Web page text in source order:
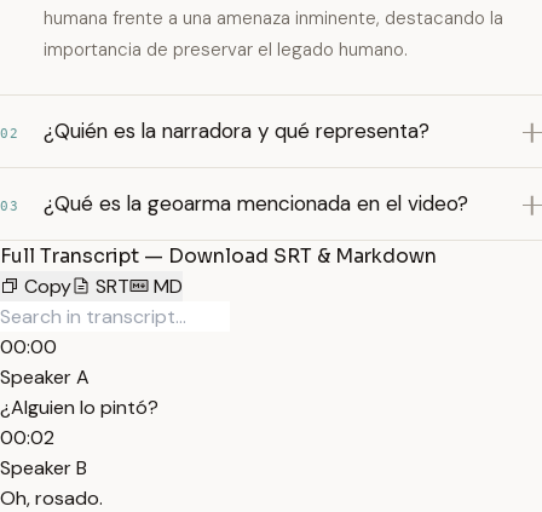
humana frente a una amenaza inminente, destacando la
importancia de preservar el legado humano.
02 ¿Quién es la narradora y qué representa?
03 ¿Qué es la geoarma mencionada en el video?
Full Transcript — Download SRT & Markdown
Copy
SRT MD
00:00
Speaker A
¿Alguien lo pintó?
00:02
Speaker B
Oh, rosado.